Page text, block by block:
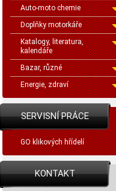
Auto-moto chemie
Doplňky motorkáře
Katalogy, literatura,
kalendáře
Bazar, různé
Energie, zdraví
SERVISNÍ PRÁCE
GO klikových hřídelí
KONTAKT